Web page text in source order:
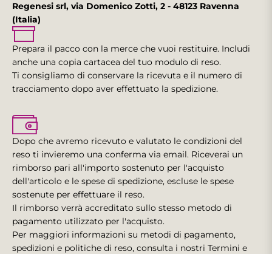
Regenesi srl, via Domenico Zotti, 2 - 48123 Ravenna
(Italia)
Prepara il pacco con la merce che vuoi restituire. Includi
anche una copia cartacea del tuo modulo di reso.
Ti consigliamo di conservare la ricevuta e il numero di
tracciamento dopo aver effettuato la spedizione.
Dopo che avremo ricevuto e valutato le condizioni del
reso ti invieremo una conferma via email. Riceverai un
rimborso pari all'importo sostenuto per l'acquisto
dell'articolo e le spese di spedizione, escluse le spese
sostenute per effettuare il reso.
Il rimborso verrà accreditato sullo stesso metodo di
pagamento utilizzato per l'acquisto.
Per maggiori informazioni su metodi di pagamento,
spedizioni e politiche di reso, consulta i nostri Termini e